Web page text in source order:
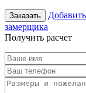
Заказать
замерщика
Получить расчет